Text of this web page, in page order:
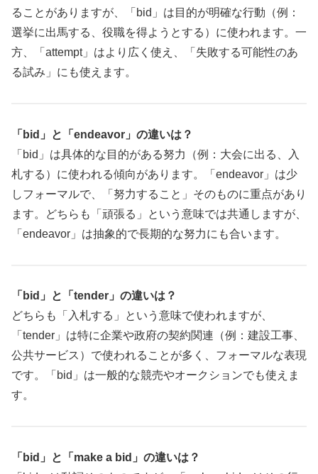
ることがありますが、「bid」は目的が明確な行動（例：
選挙に出馬する、役職を得ようとする）に使われます。一
方、「attempt」はより広く使え、「失敗する可能性のあ
る試み」にも使えます。
「bid」と「endeavor」の違いは？
「bid」は具体的な目的がある努力（例：大会に出る、入
札する）に使われる傾向があります。「endeavor」は少
しフォーマルで、「努力すること」そのものに重点があり
ます。どちらも「頑張る」という意味では共通しますが、
「endeavor」は抽象的で長期的な努力にも合います。
「bid」と「tender」の違いは？
どちらも「入札する」という意味で使われますが、
「tender」は特に企業や政府の契約関連（例：建設工事、
公共サービス）で使われることが多く、フォーマルな表現
です。「bid」は一般的な競売やオークションでも使えま
す。
「bid」と「make a bid」の違いは？